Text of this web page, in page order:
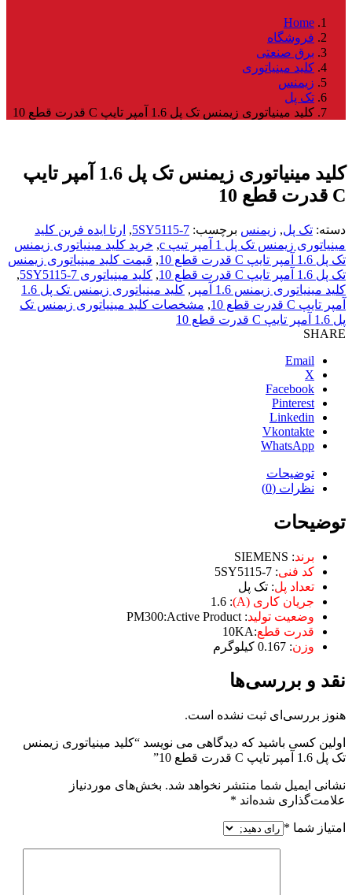
Home
فروشگاه
برق صنعتی
کلید مینیاتوری
زیمنس
تک پل
کلید مینیاتوری زیمنس تک پل 1.6 آمپر تایپ C قدرت قطع 10
کلید مینیاتوری زیمنس تک پل 1.6 آمپر تایپ
C قدرت قطع 10
دسته: تک پل, زیمنس برچسب: 5SY5115-7
, ارتا ایده فرین کلید
مینیاتوری زیمنس تک پل 1 آمپر تیپ c
, خرید کلید مینیاتوری زیمنس
تک پل 1.6 آمپر تایپ C قدرت قطع 10
, قیمت کلید مینیاتوری زیمنس
تک پل 1.6 آمپر تایپ C قدرت قطع 10
, کلید مینیاتوری 5SY5115-7
,
کلید مینیاتوری زیمنس 1.6 آمپر
,
کلید مینیاتوری زیمنس تک پل 1.6
آمپر تایپ C قدرت قطع 10
, مشخصات کلید مینیاتوری زیمنس تک
پل 1.6 آمپر تایپ C قدرت قطع 10
SHARE
Email
X
Facebook
Pinterest
Linkedin
Vkontakte
WhatsApp
توضیحات
نظرات (0)
توضیحات
برند: SIEMENS
کد فنی: 5SY5115-7
تعداد پل: تک پل
جریان کاری (A)
: 1.6
وضعیت تولید: PM300:Active Product
قدرت قطع:10KA
وزن: 0.167 کیلوگرم
نقد و بررسی‌ها
هنوز بررسی‌ای ثبت نشده است.
اولین کسی باشید که دیدگاهی می نویسد “کلید مینیاتوری زیمنس
تک پل 1.6 آمپر تایپ C قدرت قطع 10”
نشانی ایمیل شما منتشر نخواهد شد. بخش‌های موردنیاز
علامت‌گذاری شده‌اند *
امتیاز شما *